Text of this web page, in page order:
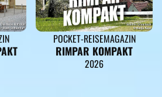
POCKET-REISEMAGAZIN
RIMPAR KOMPAKT
2026